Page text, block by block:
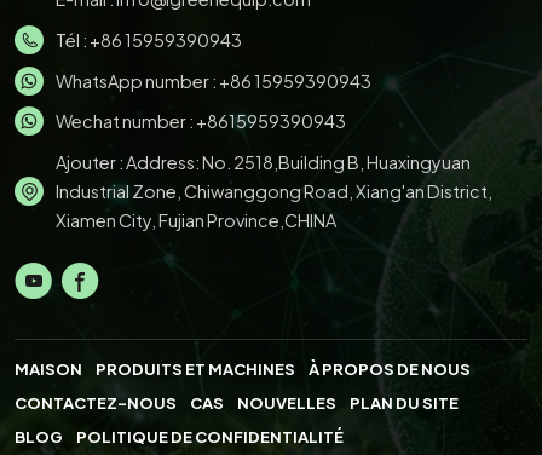
Tél : +86 15959390943
WhatsApp number : +86 15959390943
Wechat number : +8615959390943
Ajouter : Address: No. 2518,Building B, Huaxingyuan
Industrial Zone, Chiwanggong Road, Xiang'an District,
Xiamen City, Fujian Province,CHINA
MAISON PRODUITS ET MACHINES
À PROPOS DE NOUS
CONTACTEZ-NOUS
CAS NOUVELLES
PLAN DU SITE
BLOG
POLITIQUE DE CONFIDENTIALITÉ